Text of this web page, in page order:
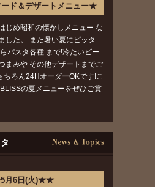
ド＆デザートメニュー★
じめ昭和の懐かしメニュー な
した。 また暑い夏にピッタ
パスタ各種 まで!冷たいビー
まみや その他デザートまでご
ちろん24HオーダーOKです!こ
の夏メニューをぜひご賞
月6日(火)★★